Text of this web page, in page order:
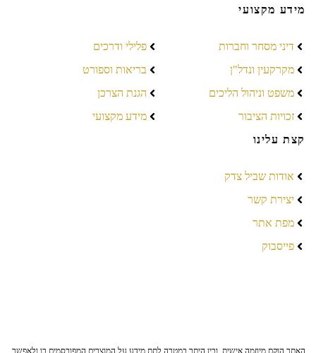
מידע מקצועי
דיני מסחר וחברות
מקרקעין ונדל"ן
משפט וניהול הליכים
זכויות הציבור
פלילי ודרכים
בריאות וספורט
הגנת הצרכן
מידע מקצועי
קצת עלינו
אודות שביל צדק
יצירת קשר
מפת אתר
פייסבוק
האתר הוקם מיוזמה אישית, ובין היתר במטרה לתת מידע על המוצרים המפורסמים בו ולאפשר